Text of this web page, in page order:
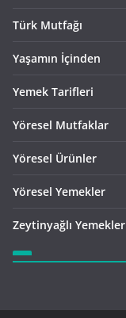
Türk Mutfağı
Yaşamın İçinden
Yemek Tarifleri
Yöresel Mutfaklar
Yöresel Ürünler
Yöresel Yemekler
Zeytinyağlı Yemekler